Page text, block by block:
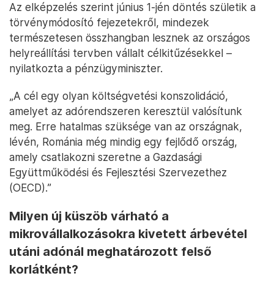
Az elképzelés szerint június 1-jén döntés születik a
törvénymódosító fejezetekről, mindezek
természetesen összhangban lesznek az országos
helyreállítási tervben vállalt célkitűzésekkel –
nyilatkozta a pénzügyminiszter.
„A cél egy olyan költségvetési konszolidáció,
amelyet az adórendszeren keresztül valósítunk
meg. Erre hatalmas szüksége van az országnak,
lévén, Románia még mindig egy fejlődő ország,
amely csatlakozni szeretne a Gazdasági
Együttműködési és Fejlesztési Szervezethez
(OECD).”
Milyen új küszöb várható a
mikrovállalkozásokra kivetett árbevétel
utáni adónál meghatározott felső
korlátként?